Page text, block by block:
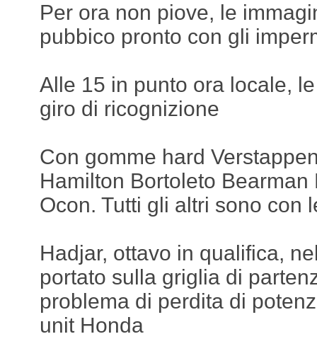
Per ora non piove, le
pubbico pronto con gli
Alle 15 in punto ora locale,
giro di ricognizione
Con gomme hard
Hamilton Bortoleto
Ocon. Tutti gli altri sono con
Hadjar, ottavo in qualifica,
portato sulla griglia di
problema di perdita di
unit Honda